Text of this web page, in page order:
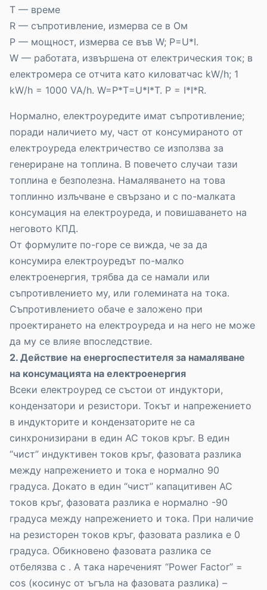
T — време
R — съпротивление, измерва се в Ом
P — мощност, измерва се във W; P=U*I.
W — работата, извършена от електрическия ток; в
електромера се отчита като киловатчас kW/h; 1
kW/h = 1000 VA/h. W=P*T=U*I*T. P = I*I*R.
Нормално, електроуредите имат съпротивление;
поради наличието му, част от консумираното от
електроуреда електричество се използва за
генериране на топлина. В повечето случаи тази
топлина е безполезна. Намаляването на това
топлинно излъчване е свързано и с по-малката
консумация на електроуреда, и повишаването на
неговото КПД.
От формулите по-горе се вижда, че за да
консумира електроуредът по-малко
електроенергия, трябва да се намали или
съпротивлението му, или големината на тока.
Съпротивлението обаче е заложено при
проектирането на електроуреда и на него не може
да му се влияе впоследствие.
2. Действие на енергоспестителя за намаляване
на консумацията на електроенергия
Всеки електроуред се състои от индуктори,
кондензатори и резистори. Токът и напрежението
в индукторите и кондензаторите не са
синхронизирани в един АС токов кръг. В един
“чист” индуктивен токов кръг, фазовата разлика
между напрежението и тока е нормално 90
градуса. Докато в един “чист” капацитивен АС
токов кръг, фазовата разлика е нормално -90
градуса между напрежението и тока. При наличие
на резисторен токов кръг, фазовата разлика е 0
градуса. Обикновено фазовата разлика се
отбелязва с . А така нареченият “Power Factor” =
cos (косинус от ъгъла на фазовата разлика) –